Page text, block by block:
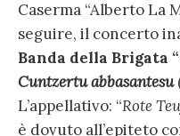
Caserma “Alberto La
seguire, il concerto
Banda della Brigata
Cuntzertu abbasantesu
L’appellativo: “Rote
è dovuto all’epiteto